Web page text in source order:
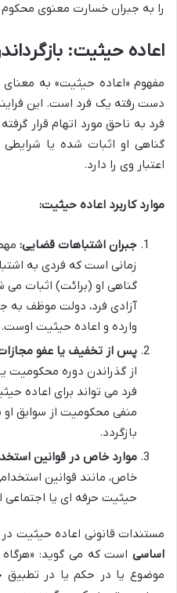
را به جبران خسارت معنوی محکوم
اعاده حیثیت:
مفهوم «اعاده حیثیت» به معنای
دست رفته یک فرد است. این
فرد به ناحق مورد اتهام قرار
گناهی او اثبات شده یا
اعتبار وی را دارد.
موارد کاربرد اعاده حیثیت:
جبران اشتباهات قضایی:
زمانی است که فردی به
گناهی او (برائت) اثبات می
آزادی فرد، دولت موظف به
وارده و اعاده حیثیت اوست.
پس از تخفیف یا عفو
از گذراندن دوره محکومیت
فرد می تواند برای اعاده
منفی محکومیت از سوابق او
بازگردد.
موارد خاص در قوانین
خاص، مانند قوانین
حیثیت حرفه ای یا اجتماعی
مستندات قانونی اعاده حیثیت
اساسی است که می گوید: «هرگاه
موضوع یا در حکم یا در تطبیق